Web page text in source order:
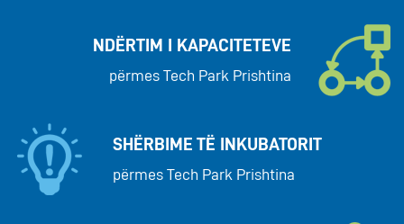
NDËRTIM I KAPACITETEVE
përmes Tech Park Prishtina
SHËRBIME TË INKUBATORIT
përmes Tech Park Prishtina